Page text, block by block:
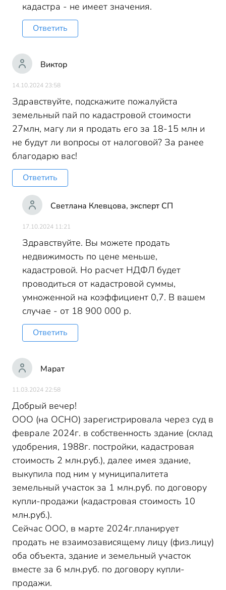
кадастра - не имеет значения.
Ответить
Виктор
14.10.2024 23:58
Здравствуйте, подскажите пожалуйста
земельный пай по кадастровой стоимости
27млн, магу ли я продать его за 18-15 млн и
не будут ли вопросы от налоговой? За ранее
благодарю вас!
Ответить
Светлана Клевцова, эксперт СП
17.10.2024 11:21
Здравствуйте. Вы можете продать
недвижимость по цене меньше,
кадастровой. Но расчет НДФЛ будет
проводиться от кадастровой суммы,
умноженной на коэффициент 0,7. В вашем
случае - от 18 900 000 р.
Ответить
Марат
11.03.2024 22:58
Добрый вечер!
ООО (на ОСНО) зарегистрировала через суд в
феврале 2024г. в собственность здание (склад
удобрения, 1988г. постройки, кадастровая
стоимость 2 млн.руб.), далее имея здание,
выкупила под ним у муниципалитета
земельный участок за 1 млн.руб. по договору
купли-продажи (кадастровая стоимость 10
млн.руб.).
Сейчас ООО, в марте 2024г.планирует
продать не взаимозависящему лицу (физ.лицу)
оба объекта, здание и земельный участок
вместе за 6 млн.руб. по договору купли-
продажи.